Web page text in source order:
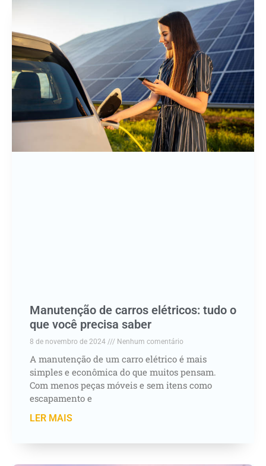
Manutenção de carros elétricos: tudo o
que você precisa saber
8 de novembro de 2024 Nenhum comentário
A manutenção de um carro elétrico é mais
simples e econômica do que muitos pensam.
Com menos peças móveis e sem itens como
escapamento e
LER MAIS